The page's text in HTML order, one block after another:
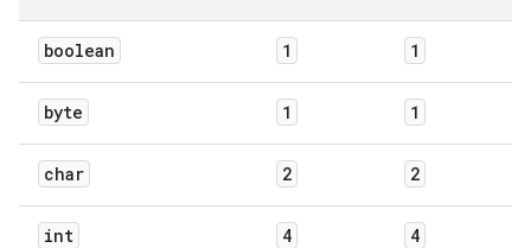
boolean 1 1
byte 1 1
char 2 2
int 4 4